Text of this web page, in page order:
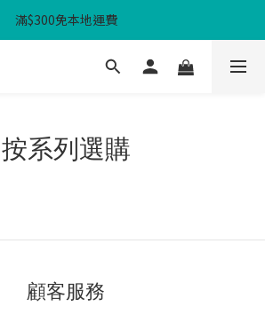
滿$300免本地運費
滿$300免本地運費
WHPH 功課袋3件套 - $100
按系列選購
顧客服務